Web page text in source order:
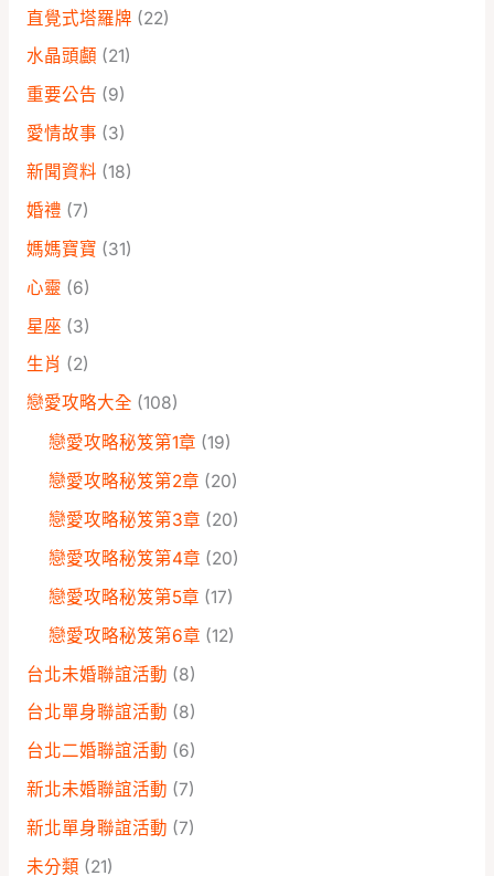
直覺式塔羅牌 (22)
水晶頭顱 (21)
重要公告 (9)
愛情故事 (3)
新聞資料 (18)
婚禮 (7)
媽媽寶寶 (31)
心靈 (6)
星座 (3)
生肖 (2)
戀愛攻略大全 (108)
戀愛攻略秘笈第1章 (19)
戀愛攻略秘笈第2章 (20)
戀愛攻略秘笈第3章 (20)
戀愛攻略秘笈第4章 (20)
戀愛攻略秘笈第5章 (17)
戀愛攻略秘笈第6章 (12)
台北未婚聯誼活動 (8)
台北單身聯誼活動 (8)
台北二婚聯誼活動 (6)
新北未婚聯誼活動 (7)
新北單身聯誼活動 (7)
未分類 (21)